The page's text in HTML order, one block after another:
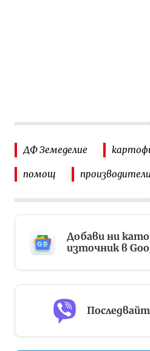
ДФ Земеделие
помощ производители
Добави ни
източник в